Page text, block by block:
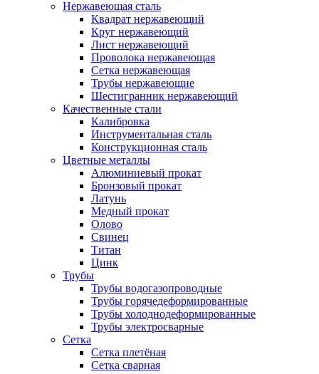
Нержавеющая сталь
Квадрат нержавеющий
Круг нержавеющий
Лист нержавеющий
Проволока нержавеющая
Сетка нержавеющая
Трубы нержавеющие
Шестигранник нержавеющий
Качественные стали
Калибровка
Инструментальная сталь
Конструкционная сталь
Цветные металлы
Алюминиевый прокат
Бронзовый прокат
Латунь
Медный прокат
Олово
Свинец
Титан
Цинк
Трубы
Трубы водогазопроводные
Трубы горячедеформированные
Трубы холоднодеформированные
Трубы электросварные
Сетка
Сетка плетёная
Сетка сварная